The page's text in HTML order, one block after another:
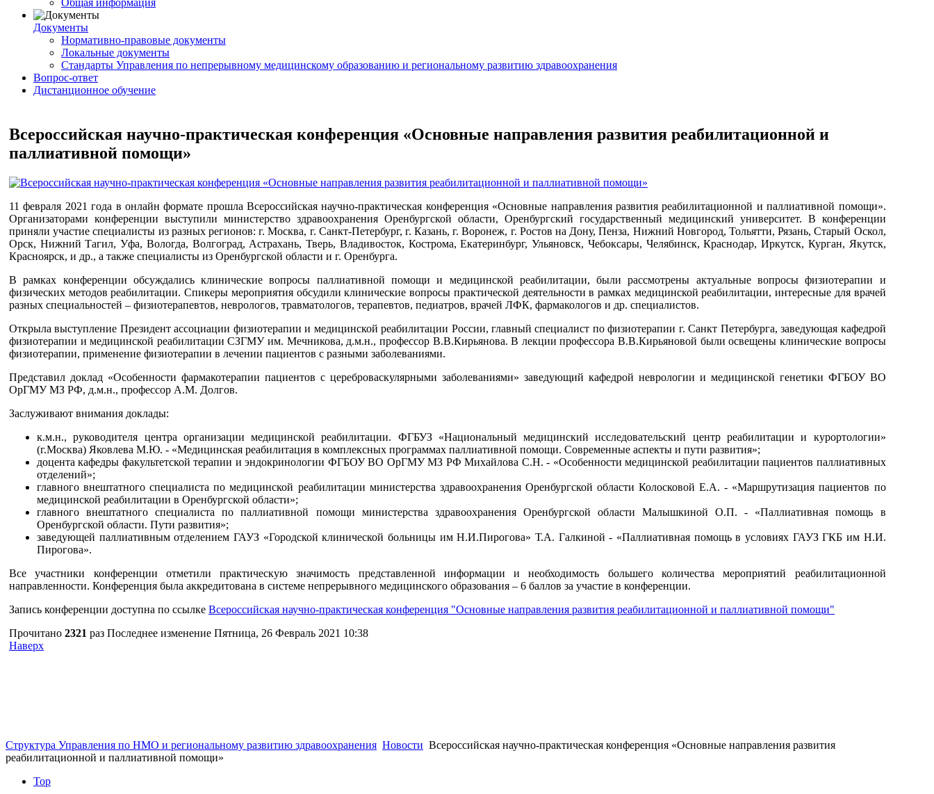
Документы
Нормативно-правовые документы
Локальные документы
Стандарты Управления по непрерывному медицинскому образованию и региональному развитию здравоохранения
Вопрос-ответ
Дистанционное обучение
Всероссийская научно-практическая конференция «Основные направления развития реабилитационной и
паллиативной помощи»
11 февраля 2021 года в онлайн формате прошла Всероссийская научно-практическая конференция «Основные направления развития реабилитационной и паллиативной помощи».
Организаторами конференции выступили министерство здравоохранения Оренбургской области, Оренбургский государственный медицинский университет. В конференции
приняли участие специалисты из разных регионов: г. Москва, г. Санкт-Петербург, г. Казань, г. Воронеж, г. Ростов на Дону, Пенза, Нижний Новгород, Тольятти, Рязань, Старый Оскол,
Орск, Нижний Тагил, Уфа, Вологда, Волгоград, Астрахань, Тверь, Владивосток, Кострома, Екатеринбург, Ульяновск, Чебоксары, Челябинск, Краснодар, Иркутск, Курган, Якутск,
Красноярск, и др., а также специалисты из Оренбургской области и г. Оренбурга.
В рамках конференции обсуждались клинические вопросы паллиативной помощи и медицинской реабилитации, были рассмотрены актуальные вопросы физиотерапии и
физических методов реабилитации. Спикеры мероприятия обсудили клинические вопросы практической деятельности в рамках медицинской реабилитации, интересные для врачей
разных специальностей – физиотерапевтов, неврологов, травматологов, терапевтов, педиатров, врачей ЛФК, фармакологов и др. специалистов.
Открыла выступление Президент ассоциации физиотерапии и медицинской реабилитации России, главный специалист по физиотерапии г. Санкт Петербурга, заведующая кафедрой
физиотерапии и медицинской реабилитации СЗГМУ им. Мечникова, д.м.н., профессор В.В.Кирьянова. В лекции профессора В.В.Кирьяновой были освещены клинические вопросы
физиотерапии, применение физиотерапии в лечении пациентов с разными заболеваниями.
Представил доклад «Особенности фармакотерапии пациентов с цереброваскулярными заболеваниями» заведующий кафедрой неврологии и медицинской генетики ФГБОУ ВО
ОрГМУ МЗ РФ, д.м.н., профессор А.М. Долгов.
Заслуживают внимания доклады:
к.м.н., руководителя центра организации медицинской реабилитации. ФГБУЗ «Национальный медицинский исследовательский центр реабилитации и курортологии»
(г.Москва) Яковлева М.Ю. - «Медицинская реабилитация в комплексных программах паллиативной помощи. Современные аспекты и пути развития»;
доцента кафедры факультетской терапии и эндокринологии ФГБОУ ВО ОрГМУ МЗ РФ Михайлова С.Н. - «Особенности медицинской реабилитации пациентов паллиативных
отделений»;
главного внештатного специалиста по медицинской реабилитации министерства здравоохранения Оренбургской области Колосковой Е.А. - «Маршрутизация пациентов по
медицинской реабилитации в Оренбургской области»;
главного внештатного специалиста по паллиативной помощи министерства здравоохранения Оренбургской области Малышкиной О.П. - «Паллиативная помощь в
Оренбургской области. Пути развития»;
заведующей паллиативным отделением ГАУЗ «Городской клинической больницы им Н.И.Пирогова» Т.А. Галкиной - «Паллиативная помощь в условиях ГАУЗ ГКБ им Н.И.
Пирогова».
Все участники конференции отметили практическую значимость представленной информации и необходимость большего количества мероприятий реабилитационной
направленности. Конференция была аккредитована в системе непрерывного медицинского образования – 6 баллов за участие в конференции.
Запись конференции доступна по ссылке Всероссийская научно-практическая конференция "Основные направления развития реабилитационной и паллиативной помощи"
Прочитано 2321 раз Последнее изменение Пятница, 26 Февраль 2021 10:38
Наверх
Структура Управления по НМО и региональному развитию здравоохранения Новости Всероссийская научно-практическая конференция «Основные направления развития
реабилитационной и паллиативной помощи»
Top